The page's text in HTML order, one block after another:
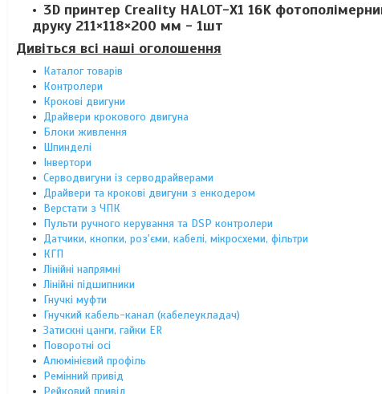
3D принтер Creality HALOT-X1 16K
друку 211×118×200 мм - 1шт
Дивіться всі наші оголошення
Каталог товарів
Контролери
Крокові двигуни
Драйвери крокового двигуна
Блоки живлення
Шпинделі
Інвертори
Серводвигуни із серводрайверами
Драйвери та крокові двигуни з енкодером
Верстати з ЧПК
Пульти ручного керування та DSP контролери
Датчики, кнопки, роз'єми, кабелі, мікросхеми, фільтри
КГП
Лінійні напрямні
Лінійні підшипники
Гнучкі муфти
Гнучкий кабель-канал (кабелеукладач)
Затискні цанги, гайки ER
Поворотні осі
Алюмінієвий профіль
Ремінний привід
Рейковий привід